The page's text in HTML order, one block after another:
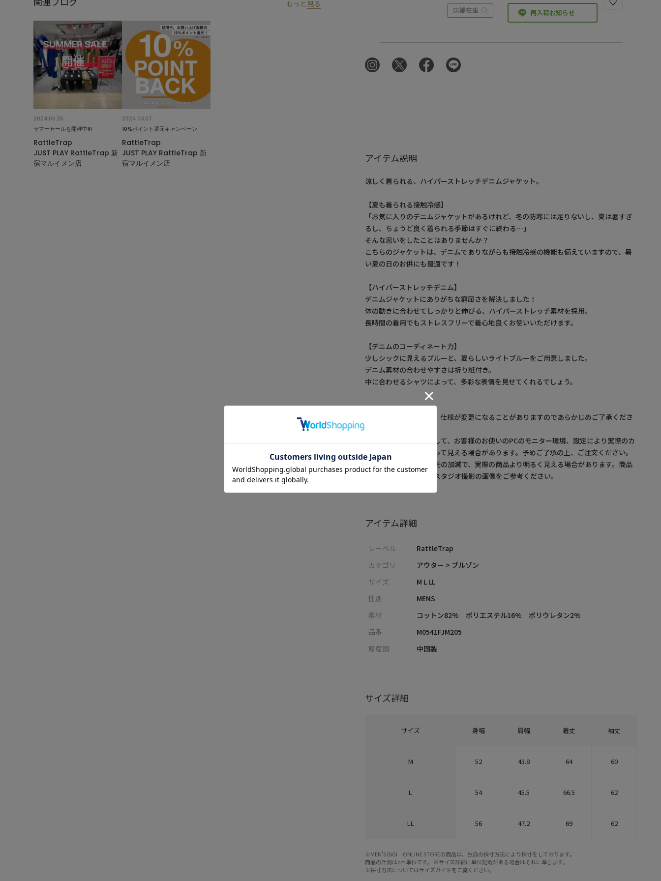
もっと 見る
2024.06.25
サマーセールを開催中!!!
RattleTrap
JUST PLAY RattleTrap 新
宿マルイメン店
2024.03.07
10%ポイント還元キャンペーン
RattleTrap
JUST PLAY RattleTrap 新
宿マルイメン店
店舗在庫 再入荷お知らせ
アイテム説明
涼しく着られる、ハイパーストレッチデニムジャケット。
【夏も着られる接触冷感】
「お気に入りのデニムジャケットがあるけれど、冬の防寒には足りないし、夏は暑すぎ
るし、ちょうど良く着られる季節はすぐに終わる…」
そんな思いをしたことはありませんか？
こちらのジャケットは、デニムでありながらも接触冷感の機能も備えていますので、暑
い夏の日のお供にも最適です！
【ハイパーストレッチデニム】
デニムジャケットにありがちな窮屈さを解決しました！
体の動きに合わせてしっかりと伸びる、ハイパーストレッチ素材を採用。
長時間の着用でもストレスフリーで着心地良くお使いいただけます。
【デニムのコーディネート力】
少しシックに見えるブルーと、夏らしいライトブルーをご用意しました。
デニム素材の合わせやすさは折り紙付き。
中に合わせるシャツによって、多彩な表情を見せてくれるでしょう。
※画像はサンプルです。仕様が変更になることがありますのであらかじめご了承くださ
※商品の色味につきまして、お客様のお使いのPCのモニター環境、設定により実際のカ
ラーと画像の色味が違って見える場合があります。予めご了承の上、ご注文ください。
※屋外での撮影画像は光の加減で、実際の商品より明るく見える場合があります。商品
の色味は生地アップ・スタジオ撮影の画像をご参考ください。
アイテム詳細
レーベル
RattleTrap
カテゴリ
アウター > ブルゾン
サイズ
M L LL
性別
MENS
素材
コットン82% ポリエステル16% ポリウレタン2%
品番
M0541FJM205
原産国
中国製
サイズ詳細
サイズ 身幅 肩幅 着丈 袖丈
M 52 43.8 64 60
L 54 45.5 66.5 62
LL 56 47.2 69 62
※MEN'S BIGI ONLINE STOREの商品は、独自の採寸方法により採寸をしております。
商品の計測はcm単位です。 ※サイズ詳細に単位記載がある場合はそれに準じます。
※採寸方法についてはサイズガイドをご覧ください。